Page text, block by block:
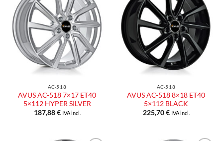
Aggiungi
alla lista
dei
desideri
AC-518
AVUS AC-518 7×17 ET40
5×112 HYPER SILVER
187,88€ IVA incl.
Aggiungi
alla lista
dei
desideri
AC-518
AVUS AC-518 8×18 ET40
5×112 BLACK
225,70€ IVA incl.